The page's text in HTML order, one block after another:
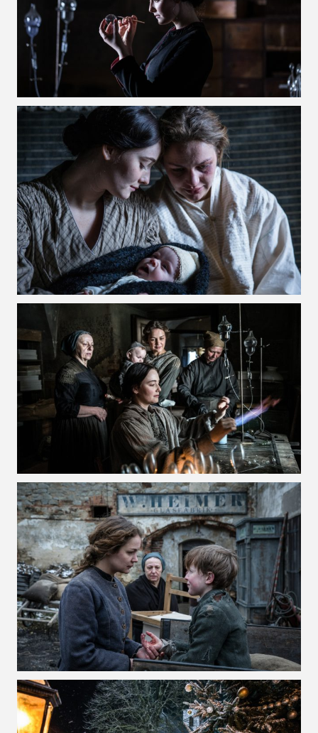
VOIR LA PHOTO EN GRAND FORMAT
VOIR LA PHOTO EN GRAND FORMAT
VOIR LA PHOTO EN GRAND FORMAT
VOIR LA PHOTO EN GRAND FORMAT